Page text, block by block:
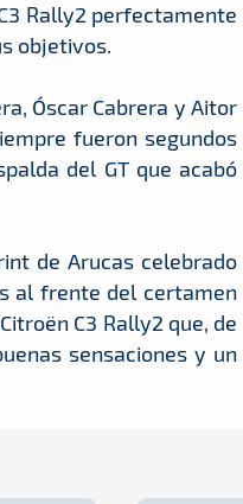
Rally2 perfectamente
objetivos.
Óscar Cabrera y Aitor
fueron segundos
del GT que acabó
de Arucas celebrado
al frente del certamen
C3 Rally2 que, de
sensaciones y un